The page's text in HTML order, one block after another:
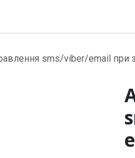
sms/viber/email при